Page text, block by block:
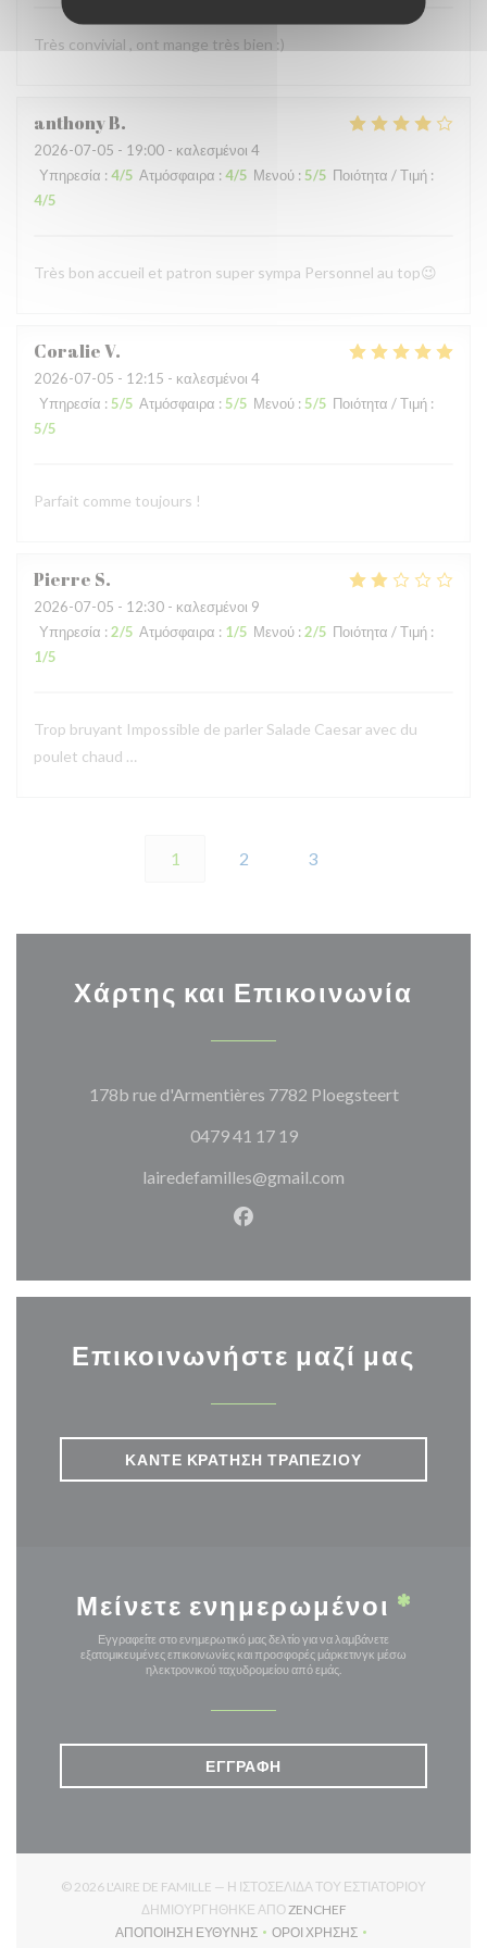
Très convivial , ont mange très bien :)
anthonyB
2026-07-05 - 19:00 - καλεσμένοι 4
Υπηρεσία : 4/5 Ατμόσφαιρα : 4/5 Μενού : 5/5 Ποιότητα / Τιμή :
4/5
Très bon accueil et patron super sympa Personnel au top😉
CoralieV
2026-07-05 - 12:15 - καλεσμένοι 4
Υπηρεσία : 5/5 Ατμόσφαιρα : 5/5 Μενού : 5/5 Ποιότητα / Τιμή :
5/5
Parfait comme toujours !
Pierre S
2026-07-05 - 12:30 - καλεσμένοι 9
Υπηρεσία : 2/5 Ατμόσφαιρα : 1/5 Μενού : 2/5 Ποιότητα / Τιμή :
1/5
Trop bruyant Impossible de parler Salade Caesar avec du
poulet chaud …
1 2 3
Χάρτης και Επικοινωνία
178b rue d'Armentières 7782 Ploegsteert((ανοίγει
0479 41 17 19
lairedefamilles@gmail.com
Facebook ((ανοίγει σε νέο
Επικοινωνήστε μαζί μας
ΚΆΝΤΕ ΚΡΆΤΗΣΗ ΤΡΑΠΕΖΙΟΎ
Μείνετε ενημερωμένοι *
Εγγραφείτε στο ενημερωτικό μας δελτίο για να λαμβάνετε
εξατομικευμένες επικοινωνίες και προσφορές μάρκετινγκ μέσω
ηλεκτρονικού ταχυδρομείου από εμάς.
ΕΓΓΡΑΦΉ
© 2026 L'AIRE DE FAMILLE — Η ΙΣΤΟΣΕΛΊΔΑ ΤΟΥ ΕΣΤΙΑΤΟΡΊΟΥ
ΔΗΜΙΟΥΡΓΉΘΗΚΕ ΑΠΌZENCHEF((ΑΝΟΊΓΕΙ ΣΕ ΝΈΟ
ΑΠΟΠΟΊΗΣΗ ΕΥΘΎΝΗΣ
((ΑΝΟΊΓΕΙ ΣΕ ΝΈΟ ΠΑΡΆΘΥΡΟ))
ΌΡΟΙ ΧΡΉΣΗΣ
((ΑΝΟΊΓΕΙ ΣΕ ΝΈΟ